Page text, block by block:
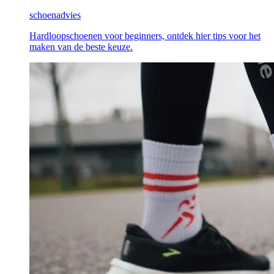
schoenadvies
Hardloopschoenen voor beginners, ontdek hier tips voor het
maken van de beste keuze.